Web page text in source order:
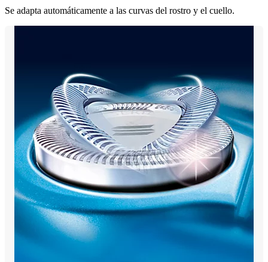
Se adapta automáticamente a las curvas del rostro y el cuello.